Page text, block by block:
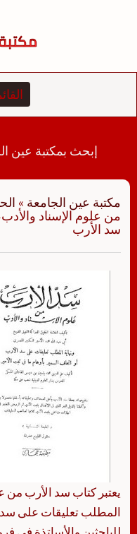
إبحث بمكتبة عين
مكتبة عين الجامعة »
من علوم الإسناد
سد الأرب
يعتبر كتاب سد الأرب من
المطلب تعليقات على سد